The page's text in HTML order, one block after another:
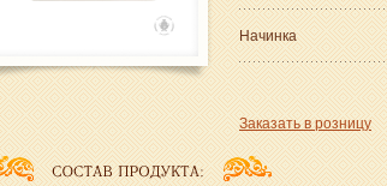
Начинка
Заказать в розницу